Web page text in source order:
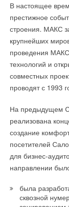
В настоящее
престижное
строения. МАКС
крупнейших
проведения
технологий и
совместных
проводят с 1993
На предыдущем
реализована
создание
посетителей
для бизнес-
направлении
была
сквозной
в центральной
воды, в то время
конструкция
подогрев воды.
выпускается с
насадкой.
Комментарии
В этой теме еще нет
Ваше имя *
наружного
водоснабжения
Второй день
дня
Участники
которых
внедрившем
Комментарии
В этой теме еще
Добавить